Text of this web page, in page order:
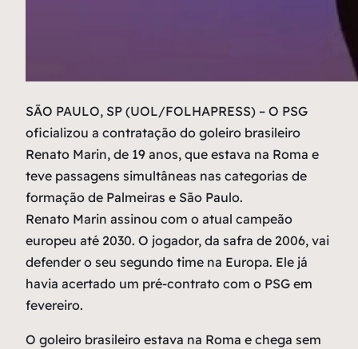
SÃO PAULO, SP (UOL/FOLHAPRESS) – O PSG
oficializou a contratação do goleiro brasileiro
Renato Marin, de 19 anos, que estava na Roma e
teve passagens simultâneas nas categorias de
formação de Palmeiras e São Paulo.
Renato Marin assinou com o atual campeão
europeu até 2030. O jogador, da safra de 2006, vai
defender o seu segundo time na Europa. Ele já
havia acertado um pré-contrato com o PSG em
fevereiro.
O goleiro brasileiro estava na Roma e chega sem